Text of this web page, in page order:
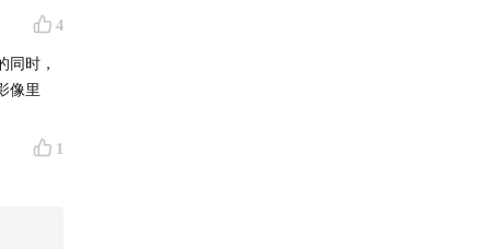
角色
、短
4
同时，
像里
1